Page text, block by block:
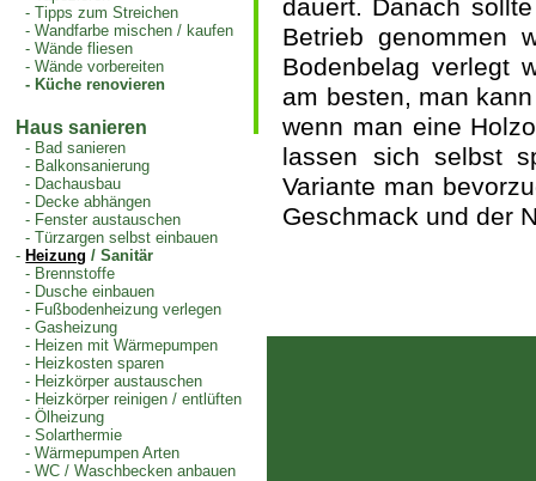
-Tipps zum Streichen
-Wandfarbe mischen / kaufen
-Wände fliesen
-Wände vorbereiten
- Küche renovieren
Haus sanieren
- Bad sanieren
- Balkonsanierung
- Dachausbau
- Decke abhängen
- Fenster austauschen
-Türzargen selbst einbauen
- Heizung / Sanitär
- Brennstoffe
- Dusche einbauen
- Fußbodenheizung verlegen
-Gasheizung
- Heizen mit Wärmepumpen
- Heizkosten sparen
- Heizkörper austauschen
- Heizkörper reinigen / entlüften
-Ölheizung
-Solarthermie
-Wärmepumpen Arten
-WC / Waschbecken anbauen
dauert. Danach
Betrieb genommen
Bodenbelag verlegt
am besten, man
wenn man eine
lassen sich selbst
Variante man
Geschmack und der